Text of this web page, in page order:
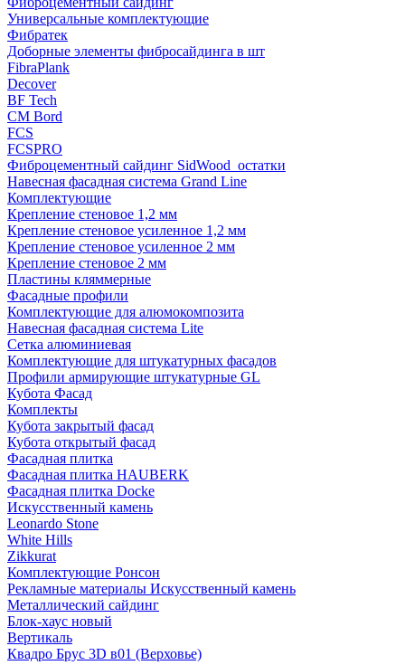
Универсальные комплектующие
Фибратек
Доборные элементы фибросайдинга в шт
FibraPlank
Decover
BF Tech
CM Bord
FCS
FCSPRO
Фиброцементный сайдинг SidWood_остатки
Навесная фасадная система Grand Line
Комплектующие
Крепление стеновое 1,2 мм
Крепление стеновое усиленное 1,2 мм
Крепление стеновое усиленное 2 мм
Крепление стеновое 2 мм
Пластины кляммерные
Фасадные профили
Комплектующие для алюмокомпозита
Навесная фасадная система Lite
Сетка алюминиевая
Комплектующие для штукатурных фасадов
Профили армирующие штукатурные GL
Кубота Фасад
Комплекты
Кубота закрытый фасад
Кубота открытый фасад
Фасадная плитка
Фасадная плитка HAUBERK
Фасадная плитка Docke
Искусственный камень
Leonardo Stone
White Hills
Zikkurat
Комплектующие Ронсон
Рекламные материалы Искусственный камень
Металлический сайдинг
Блок-хаус новый
Вертикаль
Квадро Брус 3D в01 (Верховье)